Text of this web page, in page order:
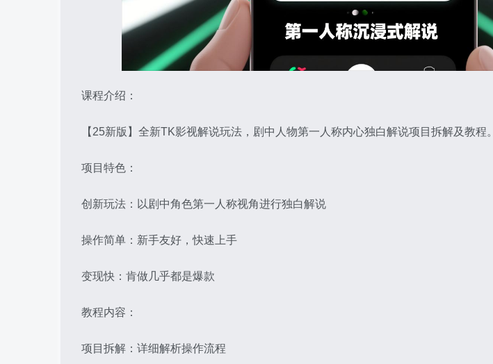
课程介绍：
【25新版】全新TK影视解说玩法，剧中人物第一人称内心独白解说项目拆解及教程。
项目特色：
创新玩法：以剧中角色第一人称视角进行独白解说
操作简单：新手友好，快速上手
变现快：肯做几乎都是爆款
教程内容：
项目拆解：详细解析操作流程